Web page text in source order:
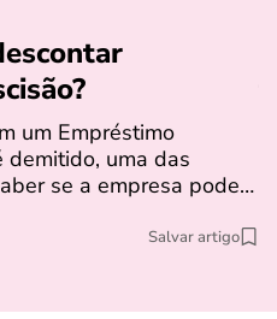
um Empréstimo
demitido, uma das
se a empresa pode…
Salvar artigo